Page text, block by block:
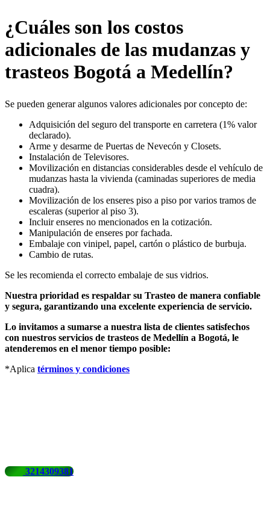
¿Cuáles son los costos
adicionales de las mudanzas y
trasteos Bogotá a Medellín?
Se pueden generar algunos valores adicionales por concepto de:
Adquisición del seguro del transporte en carretera (1% valor
declarado).
Arme y desarme de Puertas de Nevecón y Closets.
Instalación de Televisores.
Movilización en distancias considerables desde el vehículo de
mudanzas hasta la vivienda (caminadas superiores de media
cuadra).
Movilización de los enseres piso a piso por varios tramos de
escaleras (superior al piso 3).
Incluir enseres no mencionados en la cotización.
Manipulación de enseres por fachada.
Embalaje con vinipel, papel, cartón o plástico de burbuja.
Cambio de rutas.
Se les recomienda el correcto embalaje de sus vidrios.
Nuestra prioridad es respaldar su Trasteo de manera confiable
y segura, garantizando una excelente experiencia de servicio.
Lo invitamos a sumarse a nuestra lista de clientes satisfechos
con nuestros servicios de trasteos de Medellín a Bogotá, le
atenderemos en el menor tiempo posible:
*Aplica términos y condiciones
3214309381